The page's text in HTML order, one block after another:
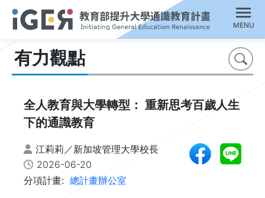
MENU
有力觀點 搜尋
全人教育與大學轉型： 重新思考百歲人生
下的通識教育
江莉莉／新加坡管理大學校長
2026-06-20
分項計畫: 總計畫辦公室